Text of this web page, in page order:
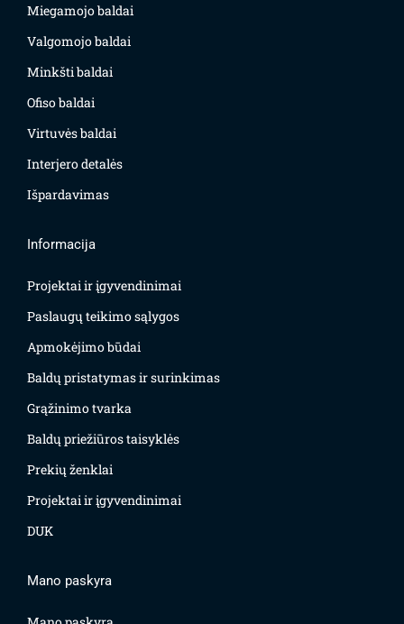
Miegamojo baldai
Valgomojo baldai
Minkšti baldai
Ofiso baldai
Virtuvės baldai
Interjero detalės
Išpardavimas
Informacija
Projektai ir įgyvendinimai
Paslaugų teikimo sąlygos
Apmokėjimo būdai
Baldų pristatymas ir surinkimas
Grąžinimo tvarka
Baldų priežiūros taisyklės
Prekių ženklai
Projektai ir įgyvendinimai
DUK
Mano paskyra